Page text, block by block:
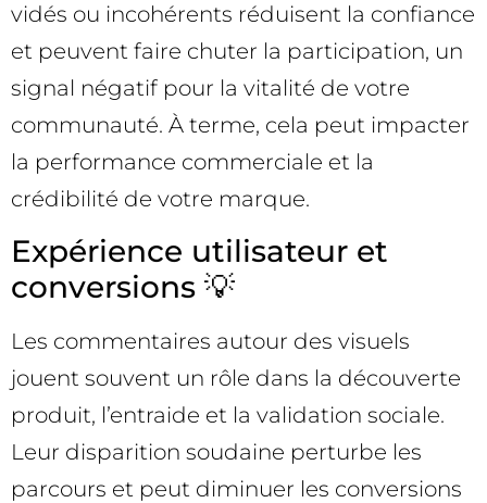
vidés ou incohérents réduisent la confiance
et peuvent faire chuter la participation, un
signal négatif pour la vitalité de votre
communauté. À terme, cela peut impacter
la performance commerciale et la
crédibilité de votre marque.
Expérience utilisateur et
conversions 💡
Les commentaires autour des visuels
jouent souvent un rôle dans la découverte
produit, l’entraide et la validation sociale.
Leur disparition soudaine perturbe les
parcours et peut diminuer les conversions